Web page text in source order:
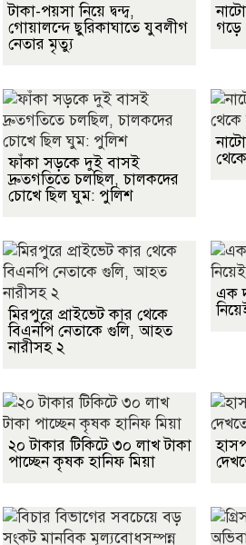
টাকা-পয়সা নিয়ে দ্বন্দ্ব,
গোয়ালন্দে ছুরিকাঘাতে যুবলীগ
নেতার মৃত্যু
গড়ে
ফাঁকা সড়কে দুই বাসই
দ্রুতগতিতে চলছিল, চালকদের
চোখে ছিল ঘুম: পুলিশ
মিরপুরে প্রাইভেট কার থেকে
বিএনপি নেতাকে গুলি, আহত
নারীসহ ২
এক
২০ টাকার টিকিটে ৩০ লাখ টাকা
পাচ্ছেন কৃষক হানিফ মিয়া